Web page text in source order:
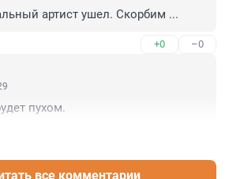
артист ушел. Скорбим ...
+0 –0
пухом.
все комментарии